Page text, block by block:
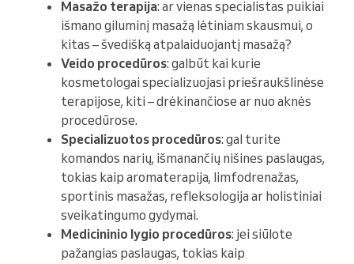
Masažo terapija: ar vienas specialistas puikiai
išmano giluminį masažą lėtiniam skausmui, o
kitas – švedišką atpalaiduojantį masažą?
Veido procedūros: galbūt kai kurie
kosmetologai specializuojasi priešraukšlinėse
terapijose, kiti – drėkinančiose ar nuo aknės
procedūrose.
Specializuotos procedūros: gal turite
komandos narių, išmanančių nišines paslaugas,
tokias kaip aromaterapija, limfodrenažas,
sportinis masažas, refleksologija ar holistiniai
sveikatingumo gydymai.
Medicininio lygio procedūros: jei siūlote
pažangias paslaugas, tokias kaip